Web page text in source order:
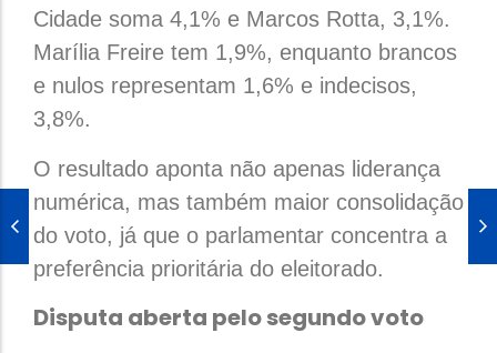
Cidade soma 4,1% e Marcos Rotta, 3,1%.
Marília Freire tem 1,9%, enquanto brancos
e nulos representam 1,6% e indecisos,
3,8%.
O resultado aponta não apenas liderança
numérica, mas também maior consolidação
do voto, já que o parlamentar concentra a
preferência prioritária do eleitorado.
Disputa aberta pelo segundo voto